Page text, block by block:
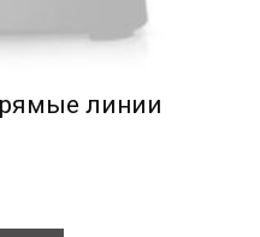
линии